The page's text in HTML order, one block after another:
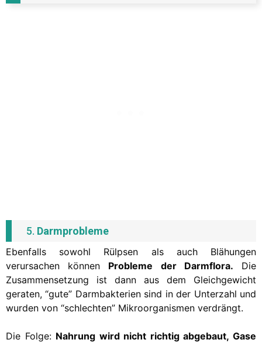
5. Darmprobleme
Ebenfalls sowohl Rülpsen als auch Blähungen
verursachen können Probleme der Darmflora. Die
Zusammensetzung ist dann aus dem Gleichgewicht
geraten, “gute” Darmbakterien sind in der Unterzahl und
wurden von “schlechten” Mikroorganismen verdrängt.
Die Folge: Nahrung wird nicht richtig abgebaut, Gase